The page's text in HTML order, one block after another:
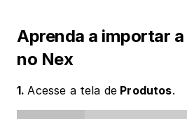
Aprenda a importar
no Nex
1. Acesse a tela de Produtos.